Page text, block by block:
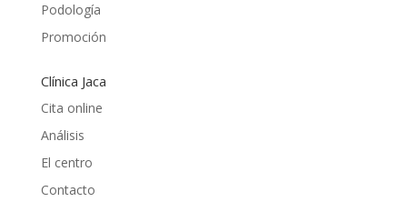
Podología
Promoción
Clínica Jaca
Cita online
Análisis
El centro
Contacto